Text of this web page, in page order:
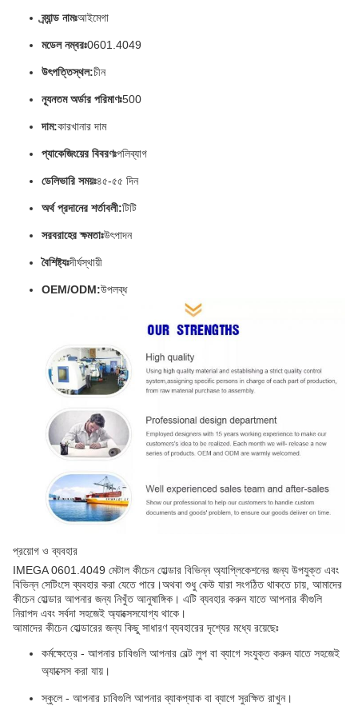
ব্র্যান্ড নামঃআইমেগা
মডেল নম্বরঃ0601.4049
উৎপত্তিস্থল:চীন
ন্যূনতম অর্ডার পরিমাণঃ500
দাম:কারখানার দাম
প্যাকেজিংয়ের বিবরণঃপলিব্যাগ
ডেলিভারি সময়ঃ৪৫-৫৫ দিন
অর্থ প্রদানের শর্তাবলী:টিটি
সরবরাহের ক্ষমতাঃউৎপাদন
বৈশিষ্ট্যঃদীর্ঘস্থায়ী
OEM/ODM:উপলব্ধ
প্রয়োগ ও ব্যবহার
IMEGA 0601.4049 মেটাল কীচেন হোল্ডার বিভিন্ন অ্যাপ্লিকেশনের জন্য উপযুক্ত এবং
বিভিন্ন সেটিংসে ব্যবহার করা যেতে পারে।অথবা শুধু কেউ যারা সংগঠিত থাকতে চায়, আমাদের
কীচেন হোল্ডার আপনার জন্য নিখুঁত আনুষাঙ্গিক। এটি ব্যবহার করুন যাতে আপনার কীগুলি
নিরাপদ এবং সর্বদা সহজেই অ্যাক্সেসযোগ্য থাকে।
আমাদের কীচেন হোল্ডারের জন্য কিছু সাধারণ ব্যবহারের দৃশ্যের মধ্যে রয়েছেঃ
কর্মক্ষেত্রে - আপনার চাবিগুলি আপনার বেল্ট লুপ বা ব্যাগে সংযুক্ত করুন যাতে সহজেই
অ্যাক্সেস করা যায়।
স্কুলে - আপনার চাবিগুলি আপনার ব্যাকপ্যাক বা ব্যাগে সুরক্ষিত রাখুন।